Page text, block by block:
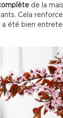
de la
Cela
a été bien